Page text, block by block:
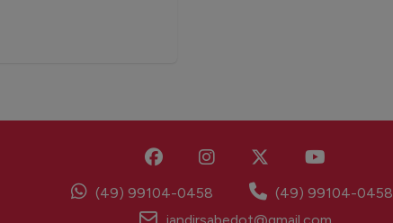
(49) 99104-0458
(49) 99104-0458